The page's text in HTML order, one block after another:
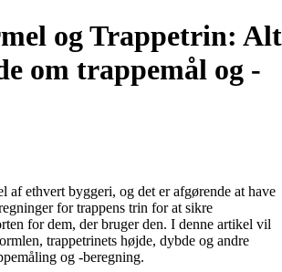
og Trappetrin: Alt
om trappemål og -
af ethvert byggeri, og det er afgørende at have
for trappens trin for at sikre
for dem, der bruger den. I denne artikel vil
trappetrinets højde, dybde og andre
og -beregning.